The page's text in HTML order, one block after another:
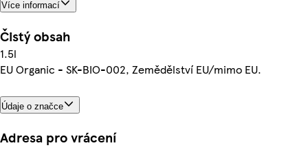
Více informací
Čistý obsah
1.5l
EU Organic - SK-BIO-002, Zemědělství EU/mimo EU.
Údaje o značce
Adresa pro vrácení